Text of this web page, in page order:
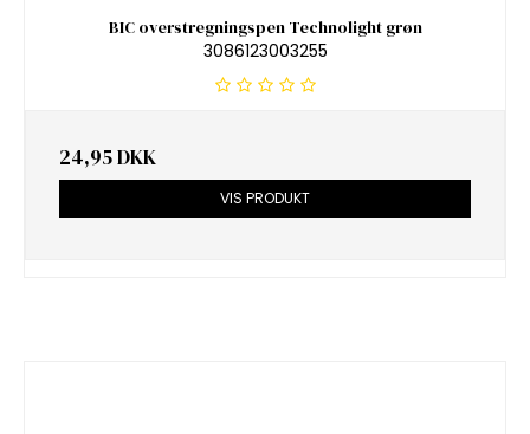
BIC overstregningspen Technolight grøn
3086123003255
24,95 DKK
VIS PRODUKT